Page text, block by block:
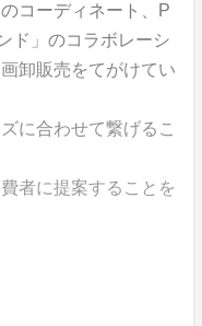
コーディネート、P
ド」のコラボレーシ
卸販売をてがけてい
に合わせて繋げるこ
者に提案することを